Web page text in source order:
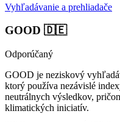
Vyhľadávanie a prehliadače
GOOD 🇩🇪
Odporúčaný
GOOD je neziskový
ktorý používa nezávislé
neutrálnych výsledkov,
klimatických iniciatív.